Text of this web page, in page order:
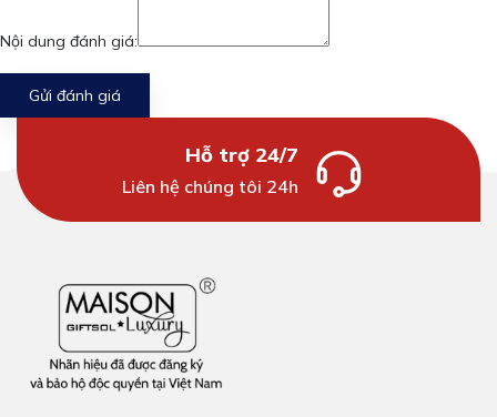
Nội dung đánh giá:
Gửi đánh giá
Hỗ trợ 24/7
Liên hệ chúng tôi 24h